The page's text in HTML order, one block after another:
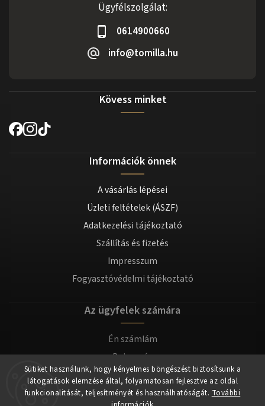
Sütiket használunk, hogy kényelmes böngészést biztosítsunk a
látogatások elemzése által, folyamatosan fejlesztve az oldal
funkcionalitását, teljesítményét és használhatóságát. További
Ügyfélszolgálat:
0614900660
info@tomilla.hu
Kövess minket
Információk önnek
A vásárlás lépései
Üzleti feltételek (ÁSZF)
Adatkezelési tájékoztató
Szállítás és fizetés
Impresszum
Fogyasztóvédelmi tájékoztató
Az ügyfelek számára
Én számlám
Bejegyzés
Bejelentkezés